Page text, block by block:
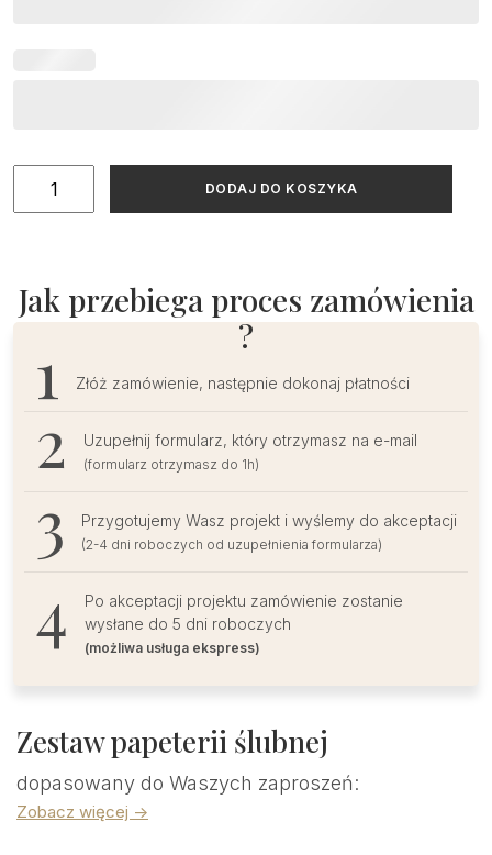
motywem
DODAJ DO KOSZYKA
Jak przebiega proces zamówienia
?
Złóż zamówienie, następnie dokonaj płatności
Uzupełnij formularz, który otrzymasz na e-mail
(formularz otrzymasz do 1h)
Przygotujemy Wasz projekt i wyślemy do akceptacji
(2-4 dni roboczych od uzupełnienia formularza)
Po akceptacji projektu zamówienie zostanie
wysłane do 5 dni roboczych
(możliwa usługa ekspress)
Zestaw papeterii ślubnej
dopasowany do Waszych zaproszeń:
Zobacz więcej ->